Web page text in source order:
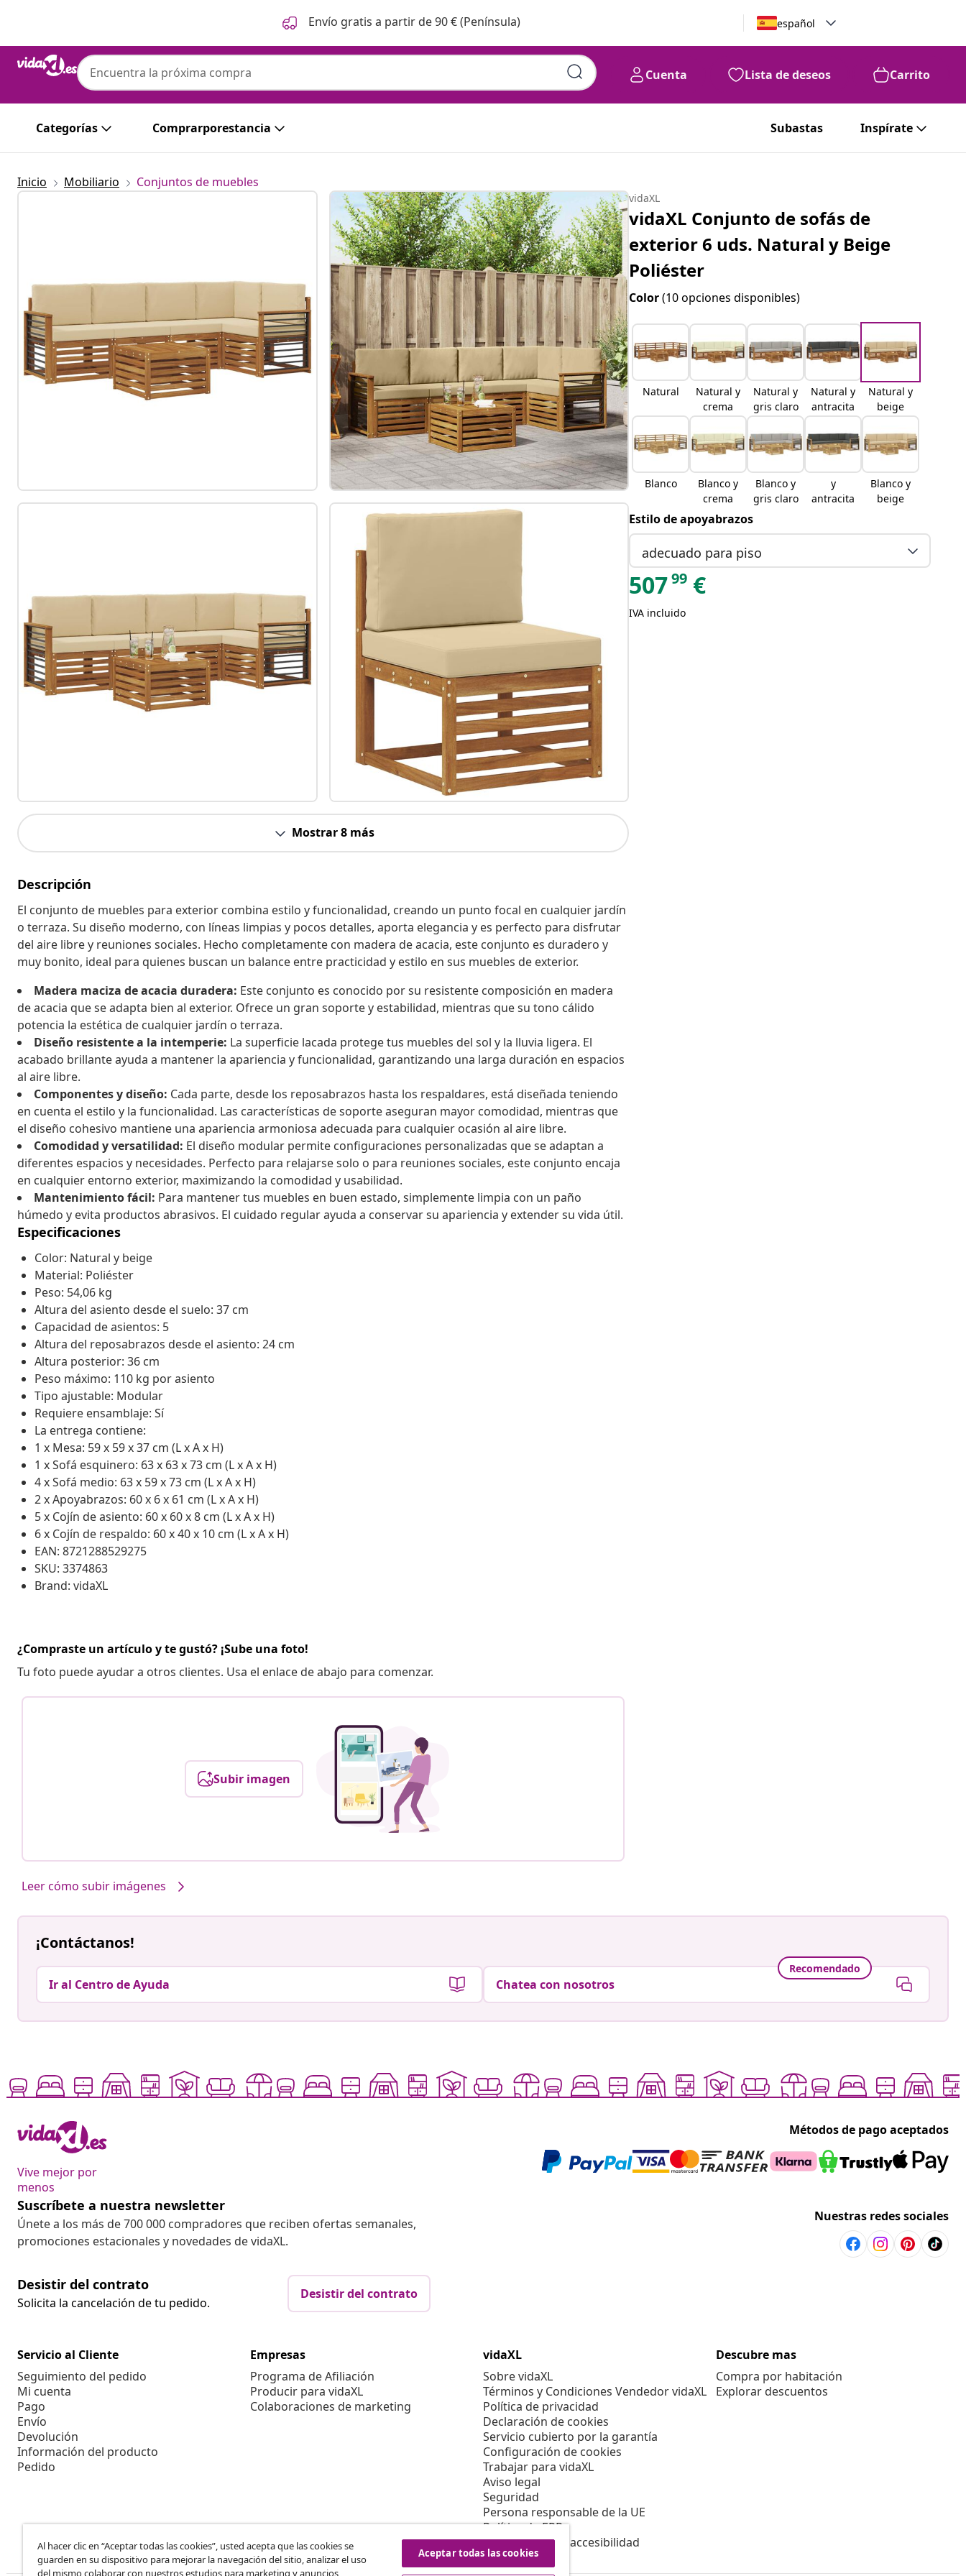
Envío gratis a partir de 90 € (Península) español
Cuenta Lista de deseos Carrito
Categorías Comprarporestancia Subastas Inspírate
Inicio Mobiliario Conjuntos de muebles
Mostrar 8 más
Descripción
El conjunto de muebles para exterior combina estilo y funcionalidad, creando un punto focal en cualquier jardín
o terraza. Su diseño moderno, con líneas limpias y pocos detalles, aporta elegancia y es perfecto para disfrutar
del aire libre y reuniones sociales. Hecho completamente con madera de acacia, este conjunto es duradero y
muy bonito, ideal para quienes buscan un balance entre practicidad y estilo en sus muebles de exterior.
Madera maciza de acacia duradera: Este conjunto es conocido por su resistente composición en madera
de acacia que se adapta bien al exterior. Ofrece un gran soporte y estabilidad, mientras que su tono cálido
potencia la estética de cualquier jardín o terraza.
Diseño resistente a la intemperie: La superficie lacada protege tus muebles del sol y la lluvia ligera. El
acabado brillante ayuda a mantener la apariencia y funcionalidad, garantizando una larga duración en espacios
al aire libre.
Componentes y diseño: Cada parte, desde los reposabrazos hasta los respaldares, está diseñada teniendo
en cuenta el estilo y la funcionalidad. Las características de soporte aseguran mayor comodidad, mientras que
el diseño cohesivo mantiene una apariencia armoniosa adecuada para cualquier ocasión al aire libre.
Comodidad y versatilidad: El diseño modular permite configuraciones personalizadas que se adaptan a
diferentes espacios y necesidades. Perfecto para relajarse solo o para reuniones sociales, este conjunto encaja
en cualquier entorno exterior, maximizando la comodidad y usabilidad.
Mantenimiento fácil: Para mantener tus muebles en buen estado, simplemente limpia con un paño
húmedo y evita productos abrasivos. El cuidado regular ayuda a conservar su apariencia y extender su vida útil.
Especificaciones
Color: Natural y beige
Material: Poliéster
Peso: 54,06 kg
Altura del asiento desde el suelo: 37 cm
Capacidad de asientos: 5
Altura del reposabrazos desde el asiento: 24 cm
Altura posterior: 36 cm
Peso máximo: 110 kg por asiento
Tipo ajustable: Modular
Requiere ensamblaje: Sí
La entrega contiene:
1 x Mesa: 59 x 59 x 37 cm (L x A x H)
1 x Sofá esquinero: 63 x 63 x 73 cm (L x A x H)
4 x Sofá medio: 63 x 59 x 73 cm (L x A x H)
2 x Apoyabrazos: 60 x 6 x 61 cm (L x A x H)
5 x Cojín de asiento: 60 x 60 x 8 cm (L x A x H)
6 x Cojín de respaldo: 60 x 40 x 10 cm (L x A x H)
EAN: 8721288529275
SKU: 3374863
Brand: vidaXL
¿Compraste un artículo y te gustó? ¡Sube una foto!
Tu foto puede ayudar a otros clientes. Usa el enlace de abajo para comenzar.
Subir imagen
Leer cómo subir imágenes
vidaXL
vidaXL Conjunto de sofás de
exterior 6 uds. Natural y Beige
Poliéster
Color(10 opciones disponibles)
Natural
Natural y
crema
Natural y
gris claro
Natural y
antracita
Natural y
beige
Blanco
Blanco y
crema
Blanco y
gris claro
y
antracita
Blanco y
beige
Estilo de apoyabrazos
adecuado para piso
50799 €
IVA incluido
¡Contáctanos!
Ir al Centro de Ayuda
Recomendado
Chatea con nosotros
Vive mejor por
menos
Métodos de pago aceptados
Suscríbete a nuestra newsletter
Únete a los más de 700 000 compradores que reciben ofertas semanales,
promociones estacionales y novedades de vidaXL.
Nuestras redes sociales
Desistir del contrato
Solicita la cancelación de tu pedido.
Desistir del contrato
Servicio al Cliente
Seguimiento del pedido
Mi cuenta
Pago
Envío
Devolución
Información del producto
Pedido
Empresas
Programa de Afiliación
Producir para vidaXL
Colaboraciones de marketing
vidaXL
Sobre vidaXL
Términos y Condiciones Vendedor vidaXL
Política de privacidad
Declaración de cookies
Servicio cubierto por la garantía
Configuración de cookies
Trabajar para vidaXL
Aviso legal
Seguridad
Persona responsable de la UE
Política de EPR
Información de accesibilidad
Descubre mas
Compra por habitación
Explorar descuentos
Al hacer clic en “Aceptar todas las cookies”, usted acepta que las cookies se
guarden en su dispositivo para mejorar la navegación del sitio, analizar el uso
del mismo,colaborar con nuestros estudios para marketing y anuncios
Aceptar todas las cookies